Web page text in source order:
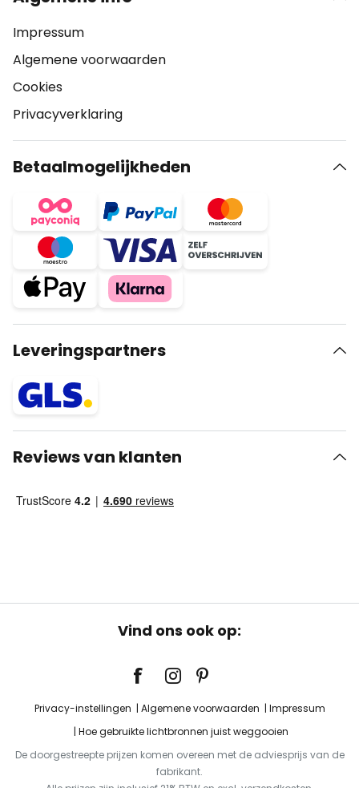
Impressum
Algemene voorwaarden
Cookies
Privacyverklaring
Betaalmogelijkheden
Leveringspartners
Reviews van klanten
Vind ons ook op:
Privacy-instellingen Algemene voorwaarden
Impressum
Hoe gebruikte lichtbronnen juist weggooien
De doorgestreepte prijzen komen overeen met de adviesprijs van de
fabrikant.